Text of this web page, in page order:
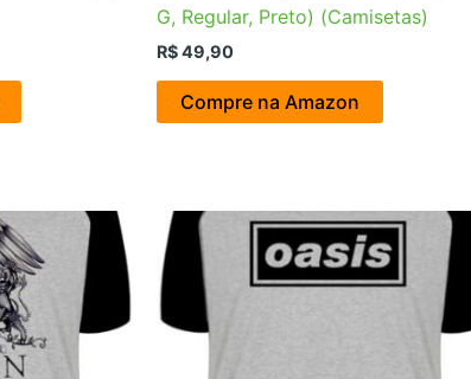
G, Regular, Preto) (Camisetas)
R$49,90
Compre na Amazon